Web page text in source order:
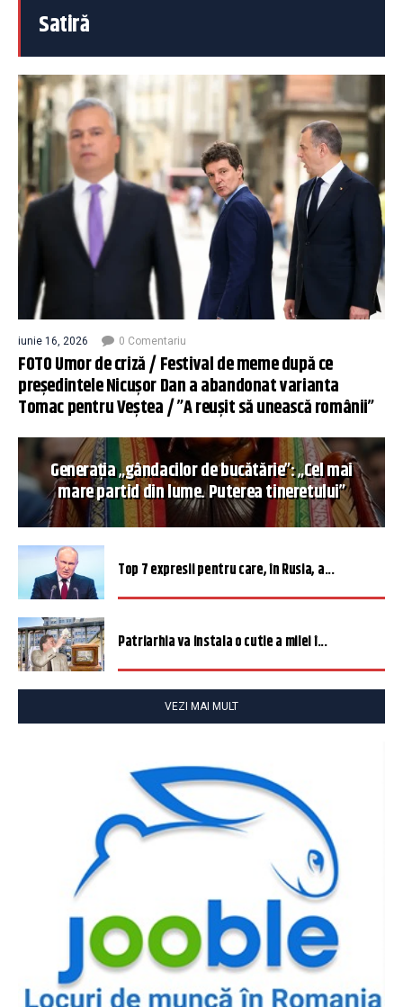
Satiră
iunie 16, 2026 0 Comentariu
FOTO Umor de criză / Festival de meme după ce
președintele Nicușor Dan a abandonat varianta
Tomac pentru Veștea / ”A reușit să unească românii”
Generația „gândacilor de bucătărie”: „Cel mai
mare partid din lume. Puterea tineretului”
Top 7 expresii pentru care, în Rusia, a...
Patriarhia va instala o cutie a milei î...
VEZI MAI MULT